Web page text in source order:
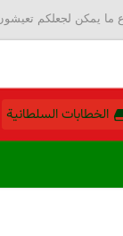
ما يمكن لجعلكم
الخطابات السلطانية